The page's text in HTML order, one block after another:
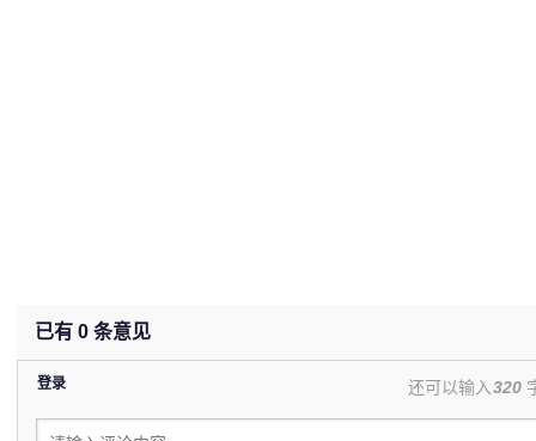
已有 0 条意见
登录 还可以输入320